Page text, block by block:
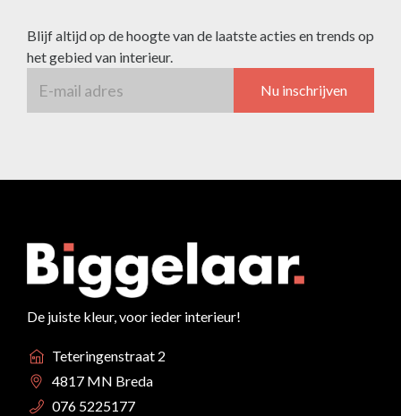
Blijf altijd op de hoogte van de laatste acties en trends op
het gebied van interieur.
Nu inschrijven
De juiste kleur, voor ieder interieur!
Teteringenstraat 2
4817 MN Breda
076 5225177